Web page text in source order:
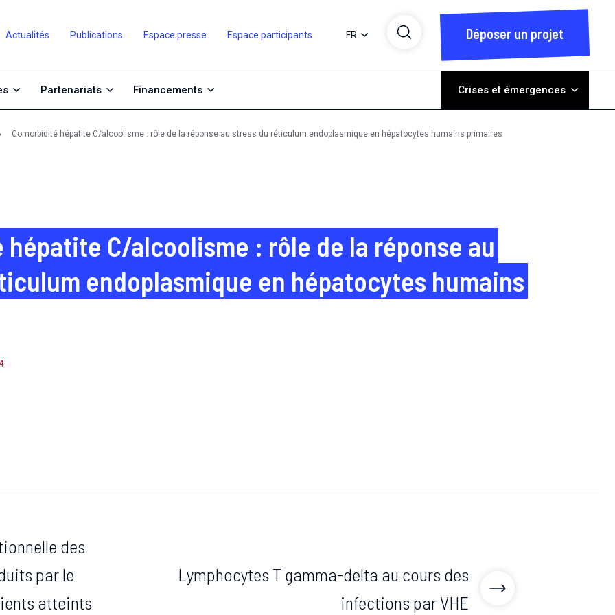
Actualités Publications Espace presse Espace participants FR Déposer un projet
Partenariats Financements Crises et émergences
Comorbidité hépatite C/alcoolisme : rôle de la réponse au stress du réticulum endoplasmique en hépatocytes humains primaires
hépatite C/alcoolisme : rôle de la réponse au
endoplasmique en hépatocytes humains
des
par le
atteints
Lymphocytes T gamma-delta au cours des
infections par VHE